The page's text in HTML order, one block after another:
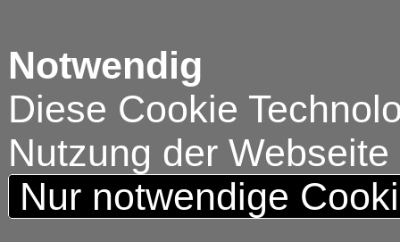
Notwendig
Diese Cookie
Nutzung der
Nur notwendige